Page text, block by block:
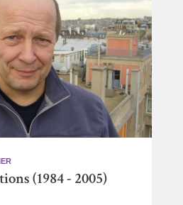
(1984 - 2005)